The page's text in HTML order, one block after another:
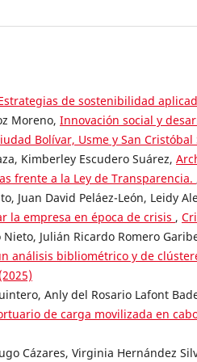
de sostenibilidad
Moreno, Innovación social y
Bolívar, Usme y San Cristóbal
Kimberley Escudero Suárez,
frente a la Ley de Transparencia.
Juan David Peláez-León, Leidy
la empresa en época de crisis ,
Julián Ricardo Romero
análisis bibliométrico y de
Anly del Rosario Lafont
de carga movilizada en
Cázares, Virginia Hernández